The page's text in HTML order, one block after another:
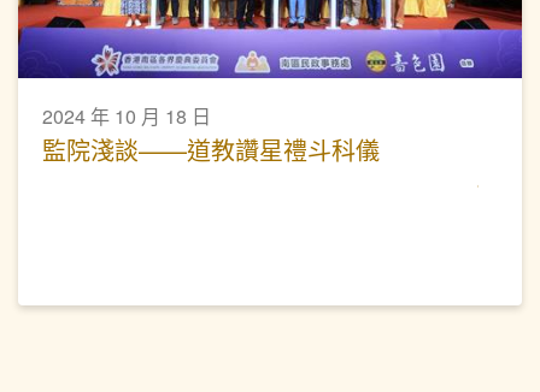
2024 年 10 月 18 日
監院淺談——道教讚星禮斗科儀